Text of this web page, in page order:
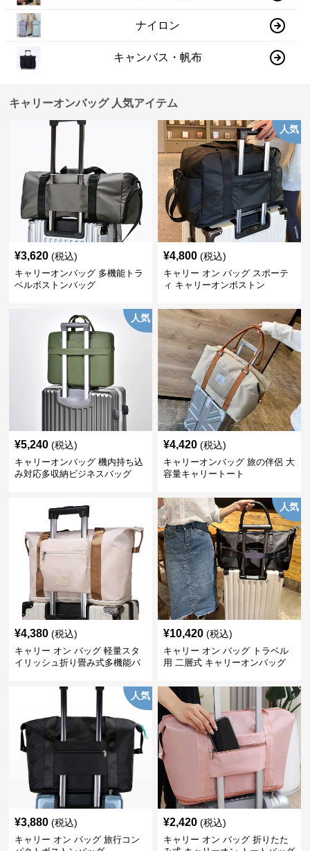
ナイロン
キャンバス・帆布
キャリーオンバッグ 人気アイテム
¥3,620 (税込)
キャリーオンバッグ 多機能トラ
ベルボストンバッグ
人気
¥4,800 (税込)
キャリー オン バッグ スポーテ
ィ キャリーオンボストン
人気
¥5,240 (税込)
キャリーオンバッグ 機内持ち込
み対応多収納ビジネスバッグ
¥4,420 (税込)
キャリーオンバッグ 旅の伴侶 大
容量キャリートート
¥4,380 (税込)
キャリー オン バッグ 軽量スタ
イリッシュ折り畳み式多機能バ
人気
¥10,420 (税込)
キャリー オン バッグ トラベル
用 二層式 キャリーオンバッグ
人気
¥3,880 (税込)
キャリー オン バッグ 旅行コン
¥2,420 (税込)
キャリー オン バッグ 折りたた